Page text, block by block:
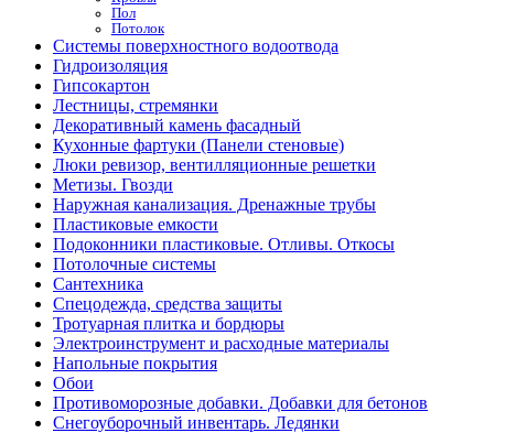
Пол
Потолок
Системы поверхностного водоотвода
Гидроизоляция
Гипсокартон
Лестницы, стремянки
Декоративный камень фасадный
Кухонные фартуки (Панели стеновые)
Люки ревизор, вентилляционные решетки
Метизы. Гвозди
Наружная канализация. Дренажные трубы
Пластиковые емкости
Подоконники пластиковые. Отливы. Откосы
Потолочные системы
Сантехника
Спецодежда, средства защиты
Тротуарная плитка и бордюры
Электроинструмент и расходные материалы
Напольные покрытия
Обои
Противоморозные добавки. Добавки для бетонов
Снегоуборочный инвентарь. Ледянки